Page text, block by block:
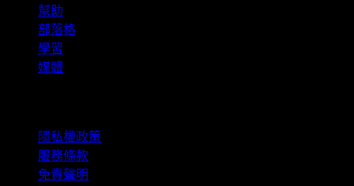
幫助
部落格
學習
媒體
隱私權政策
服務條款
免責聲明